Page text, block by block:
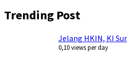
Trending Post
Jelang HKIN, KI
0,10 views per day